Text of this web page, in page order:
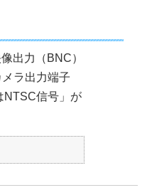
出力（BNC）
ラ出力端子
NTSC信号」が